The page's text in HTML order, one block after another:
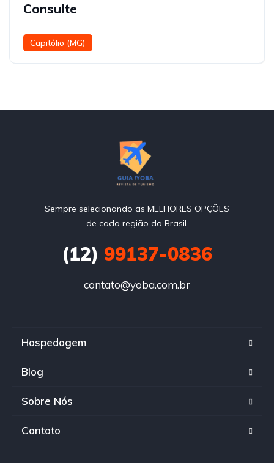
Consulte
Capitólio (MG)
Sempre selecionando as MELHORES OPÇÕES
de cada região do Brasil.
(12) 99137-0836
contato@yoba.com.br
Hospedagem
Blog
Sobre Nós
Contato